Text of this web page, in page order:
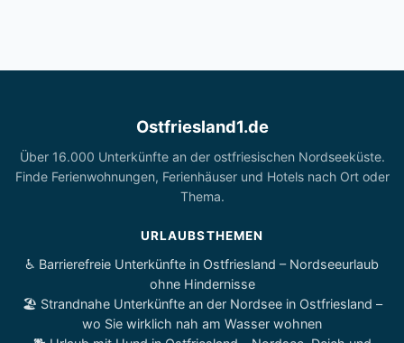
Ostfriesland1.de
Über 16.000 Unterkünfte an der ostfriesischen Nordseeküste.
Finde Ferienwohnungen, Ferienhäuser und Hotels nach Ort oder
Thema.
URLAUBSTHEMEN
♿ Barrierefreie Unterkünfte in Ostfriesland – Nordseeurlaub
ohne Hindernisse
🏖️ Strandnahe Unterkünfte an der Nordsee in Ostfriesland –
wo Sie wirklich nah am Wasser wohnen